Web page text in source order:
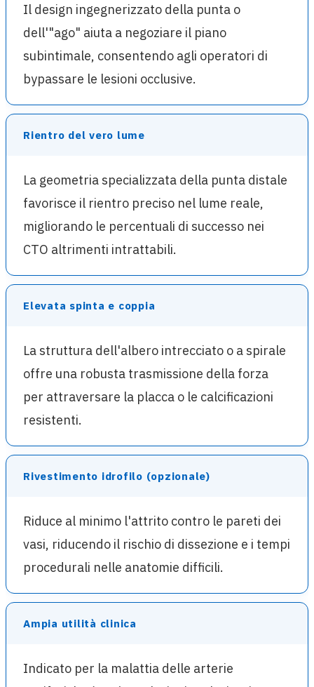
Il design ingegnerizzato della punta o
dell'"ago" aiuta a negoziare il piano
subintimale, consentendo agli operatori di
bypassare le lesioni occlusive.
Rientro del vero lume
La geometria specializzata della punta distale
favorisce il rientro preciso nel lume reale,
migliorando le percentuali di successo nei
CTO altrimenti intrattabili.
Elevata spinta e coppia
La struttura dell'albero intrecciato o a spirale
offre una robusta trasmissione della forza
per attraversare la placca o le calcificazioni
resistenti.
Rivestimento idrofilo (opzionale)
Riduce al minimo l'attrito contro le pareti dei
vasi, riducendo il rischio di dissezione e i tempi
procedurali nelle anatomie difficili.
Ampia utilità clinica
Indicato per la malattia delle arterie